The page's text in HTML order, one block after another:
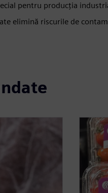
pentru producția
elimină riscurile de